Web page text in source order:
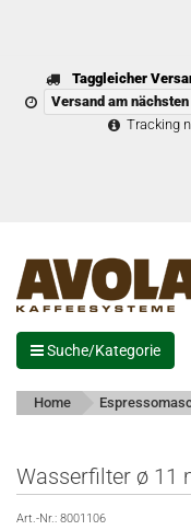
Taggleicher
Versand am
Tracking
Suche/Kategorie
Home
Wasserfilter ø 11
Art.-Nr.: 8001106